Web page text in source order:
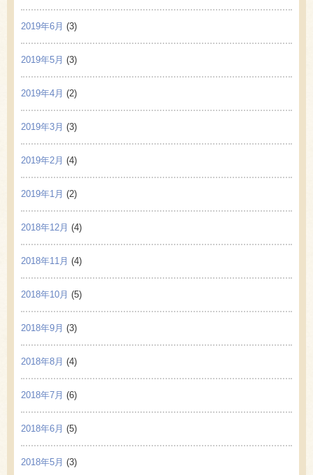
2019年6月 (3)
2019年5月 (3)
2019年4月 (2)
2019年3月 (3)
2019年2月 (4)
2019年1月 (2)
2018年12月 (4)
2018年11月 (4)
2018年10月 (5)
2018年9月 (3)
2018年8月 (4)
2018年7月 (6)
2018年6月 (5)
2018年5月 (3)